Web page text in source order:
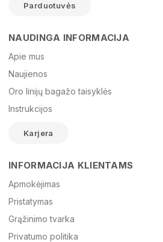
El. paštas
Žinutė
Parduotuvės
NAUDINGA INFORMACIJA
Apie mus
Naujienos
Oro linijų bagažo taisyklės
Instrukcijos
Karjera
INFORMACIJA KLIENTAMS
Apmokėjimas
Pristatymas
Grąžinimo tvarka
Privatumo politika